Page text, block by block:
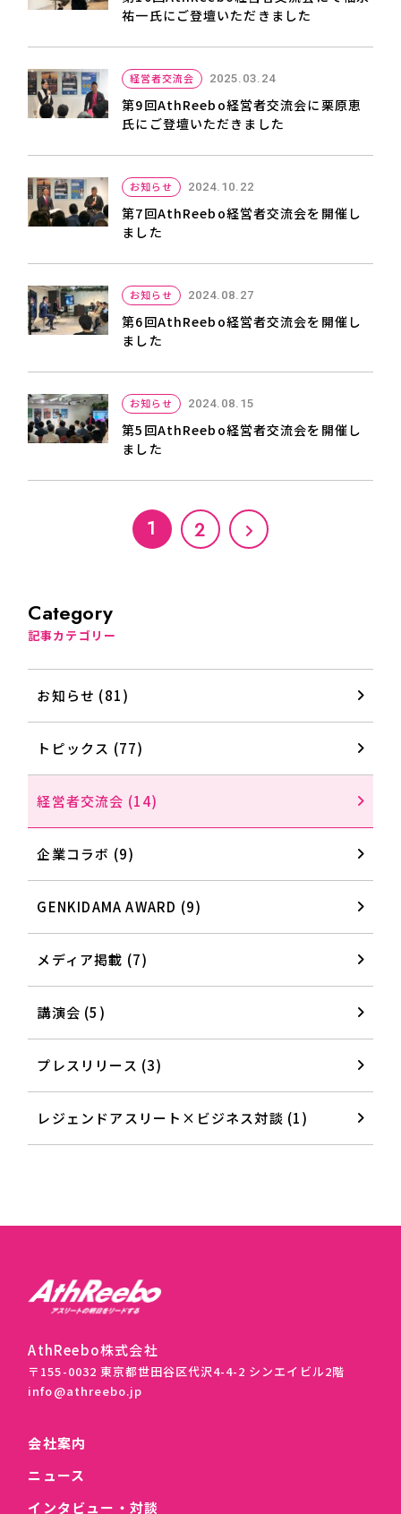
祐一氏にご登壇いただきました
経営者交流会 2025.03.24
第9回AthReebo経営者交流会に栗原恵
氏にご登壇いただきました
お知らせ 2024.10.22
第7回AthReebo経営者交流会を開催し
ました
お知らせ 2024.08.27
第6回AthReebo経営者交流会を開催し
ました
お知らせ 2024.08.15
第5回AthReebo経営者交流会を開催し
ました
1 2
Category
記事カテゴリー
お知らせ (81)
トピックス (77)
経営者交流会 (14)
企業コラボ (9)
GENKIDAMA AWARD (9)
メディア掲載 (7)
講演会 (5)
プレスリリース (3)
レジェンドアスリート×ビジネス対談 (1)
AthReebo株式会社
〒155-0032 東京都世田谷区代沢4-4-2 シンエイビル2階
info@athreebo.jp
会社案内
ニュース
インタビュー・対談